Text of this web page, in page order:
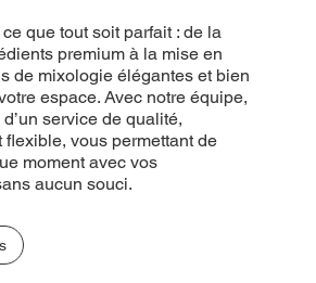
que tout soit parfait : de la
premium à la mise en
de mixologie élégantes et bien
espace. Avec notre équipe,
service de qualité,
flexible, vous permettant de
moment avec vos
aucun souci.